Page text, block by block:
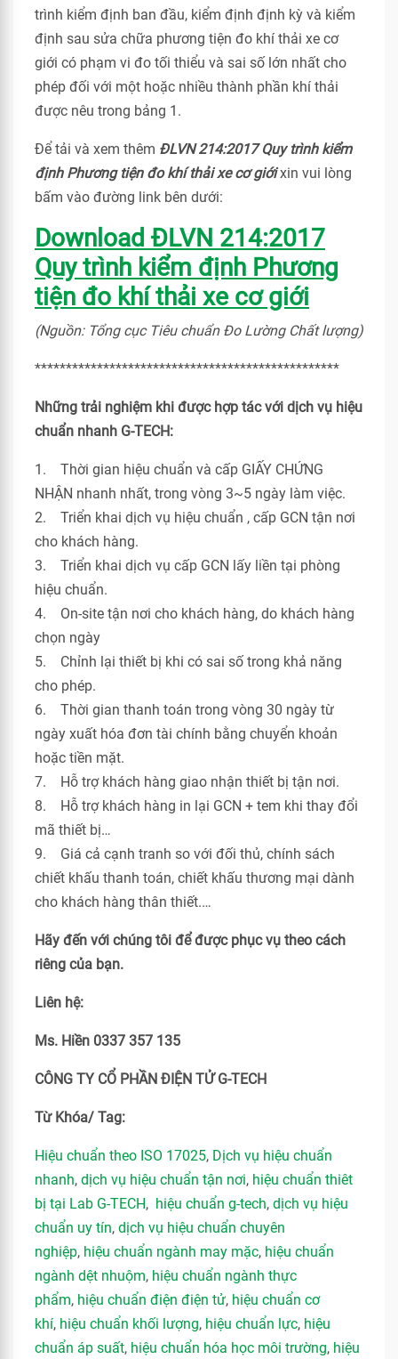
trình kiểm định ban đầu, kiểm định định kỳ và kiểm
định sau sửa chữa phương tiện đo khí thải xe cơ
giới có phạm vi đo tối thiểu và sai số lớn nhất cho
phép đối với một hoặc nhiều thành phần khí thải
được nêu trong bảng 1.
Để tải và xem thêm ĐLVN 214:2017 Quy trình kiểm
định Phương tiện đo khí thải xe cơ giới xin vui lòng
bấm vào đường link bên dưới:
Download ĐLVN 214:2017
Quy trình kiểm định Phương
tiện đo khí thải xe cơ giới
(Nguồn: Tổng cục Tiêu chuẩn Đo Lường Chất lượng)
*************************************************
Những trải nghiệm khi được hợp tác với dịch vụ hiệu
chuẩn nhanh G-TECH:
1. Thời gian hiệu chuẩn và cấp GIẤY CHỨNG
NHẬN nhanh nhất, trong vòng 3~5 ngày làm việc.
2. Triển khai dịch vụ hiệu chuẩn , cấp GCN tận nơi
cho khách hàng.
3. Triển khai dịch vụ cấp GCN lấy liền tại phòng
hiệu chuẩn.
4. On-site tận nơi cho khách hàng, do khách hàng
chọn ngày
5. Chỉnh lại thiết bị khi có sai số trong khả năng
cho phép.
6. Thời gian thanh toán trong vòng 30 ngày từ
ngày xuất hóa đơn tài chính bằng chuyển khoản
hoặc tiền mặt.
7. Hỗ trợ khách hàng giao nhận thiết bị tận nơi.
8. Hỗ trợ khách hàng in lại GCN + tem khi thay đổi
mã thiết bị…
9. Giá cả cạnh tranh so với đối thủ, chính sách
chiết khấu thanh toán, chiết khấu thương mại dành
cho khách hàng thân thiết.…
Hãy đến với chúng tôi để được phục vụ theo cách
riêng của bạn.
Liên hệ:
Ms. Hiền 0337 357 135
CÔNG TY CỔ PHẦN ĐIỆN TỬ G-TECH
Từ Khóa/ Tag:
Hiệu chuẩn theo ISO 17025, Dịch vụ hiệu chuẩn
nhanh, dịch vụ hiệu chuẩn tận nơi, hiệu chuẩn thiêt
bị tại Lab G-TECH, hiệu chuẩn g-tech, dịch vụ hiệu
chuẩn uy tín, dịch vụ hiệu chuẩn chuyên
nghiệp, hiệu chuẩn ngành may mặc, hiệu chuẩn
ngành dệt nhuộm, hiệu chuẩn ngành thực
phẩm, hiệu chuẩn điện điện tử, hiệu chuẩn cơ
khí, hiệu chuẩn khối lượng, hiệu chuẩn lực, hiệu
chuẩn áp suất, hiệu chuẩn hóa học môi trường, hiệu